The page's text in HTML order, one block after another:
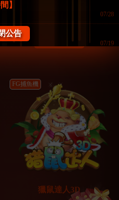
FG捕魚機
獵鼠達人3D
】
07/28
事項】
07/19
12/17
公告